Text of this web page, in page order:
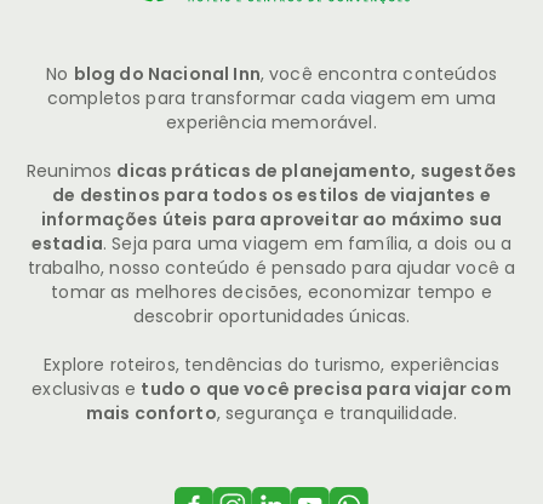
No blog do Nacional Inn, você encontra conteúdos
completos para transformar cada viagem em uma
experiência memorável.
Reunimos dicas práticas de planejamento, sugestões
de destinos para todos os estilos de viajantes e
informações úteis para aproveitar ao máximo sua
estadia. Seja para uma viagem em família, a dois ou a
trabalho, nosso conteúdo é pensado para ajudar você a
tomar as melhores decisões, economizar tempo e
descobrir oportunidades únicas.
Explore roteiros, tendências do turismo, experiências
exclusivas e tudo o que você precisa para viajar com
mais conforto, segurança e tranquilidade.